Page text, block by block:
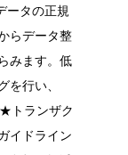
ータの正規
らデータ整
みます。低
行い、
トランザク
イドライン